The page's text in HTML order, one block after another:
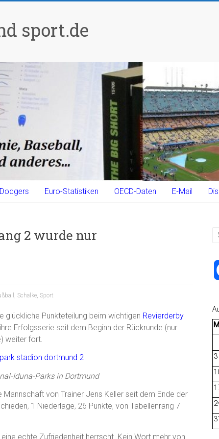
sport.de
Dodgers Euro-Statistiken OECD-Daten E-Mail
2 wurde nur
Schalke Sport
glückliche Punkteteilung beim wichtigen Revierderby
Erfolgsserie seit dem Beginn der Rückrunde (nur
weiter fort.
Iduna-Parks in Dortmund
von Trainer Jens Keller seit dem Ende der
1 Niederlage, 26 Punkte, von Tabellenrang 7
echte Zufriedenheit herrscht. Kein Wort mehr von
M
3